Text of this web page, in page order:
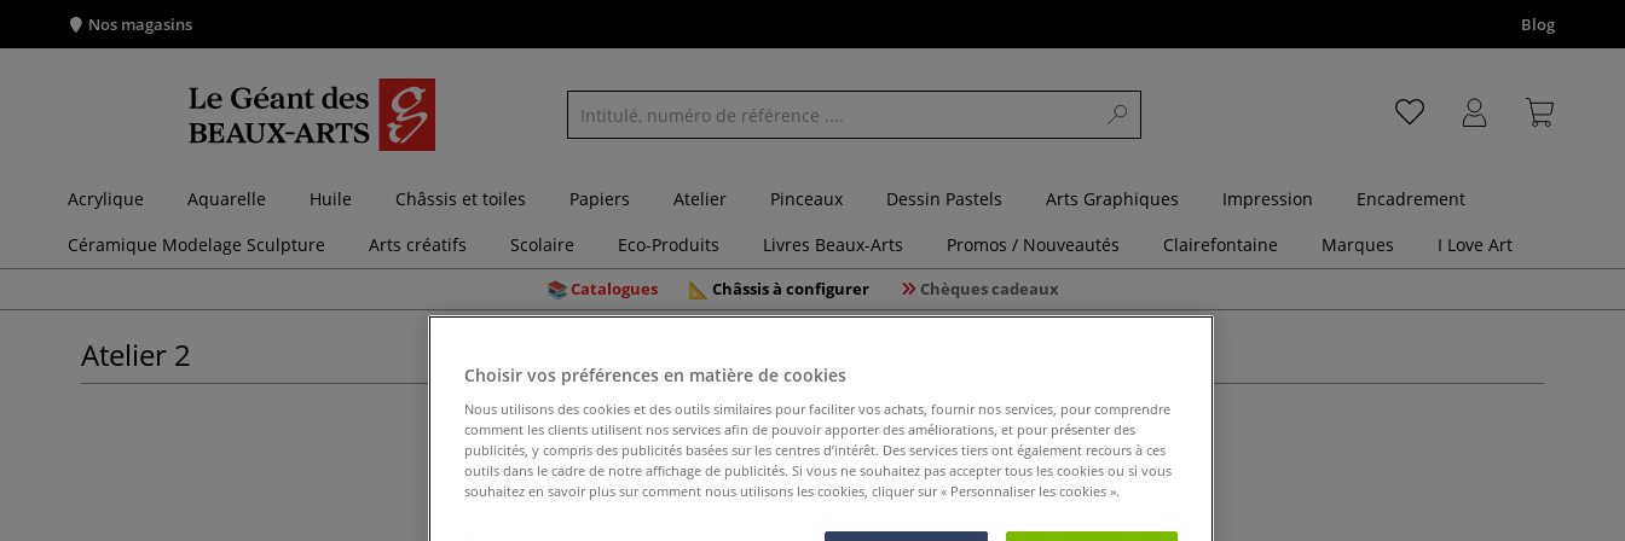
Nos magasins Blog
Acrylique Aquarelle Huile Châssis et toiles Papiers Atelier Pinceaux Dessin Pastels Arts Graphiques Impression
Encadrement
Céramique Modelage Sculpture
Arts créatifs Scolaire Eco-Produits Livres Beaux-Arts Promos / Nouveautés Clairefontaine Marques I Love Art
Catalogues Châssis à configurer Chèques cadeaux
Atelier 2
Choisir vos préférences en matière de cookies
Nous utilisons des cookies et des outils similaires pour faciliter vos achats, fournir nos services, pour comprendre
comment les clients utilisent nos services afin de pouvoir apporter des améliorations, et pour présenter des
publicités, y compris des publicités basées sur les centres d’intérêt. Des services tiers ont également recours à ces
outils dans le cadre de notre affichage de publicités. Si vous ne souhaitez pas accepter tous les cookies ou si vous
souhaitez en savoir plus sur comment nous utilisons les cookies, cliquer sur « Personnaliser les cookies ».